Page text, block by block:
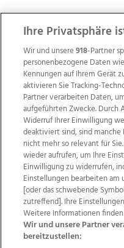
ZUR
Wir über uns
Datenschutz
AGB Website
Ihre Privatsphäre
Wir und unsere918-Partner
personenbezogene Daten
Kennungen auf Ihrem Gerät
aktivieren Sie Tracking-
Partner verarbeiten Daten,
aufgeführten Zwecke. Durch
Widerruf Ihrer Einwilligung
deaktiviert sind, sind
nicht mehr so relevant für
wieder aufrufen, um Ihre
Einwilligung zu widerrufen,
Einstellungen bearbeiten am
[oder das schwebende
zutreffend]. Ihre
Weitere Informationen
Wir und unsere Partner
bereitzustellen: